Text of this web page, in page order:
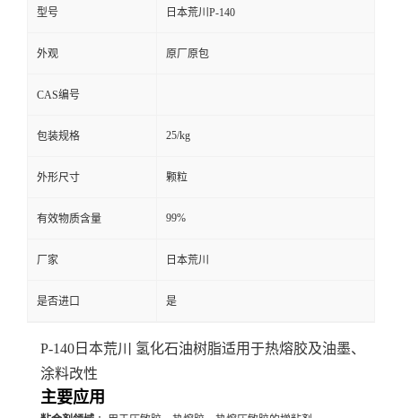
型号 日本荒川P-140
外观 原厂原包
CAS编号
包装规格 25/kg
外形尺寸 颗粒
有效物质含量 99%
厂家 日本荒川
是否进口 是
P-140日本荒川 氢化石油树脂适用于热熔胶及油墨、
涂料改性
主要应用